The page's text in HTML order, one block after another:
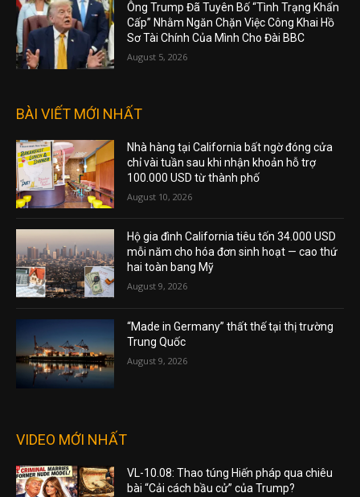
Ông Trump Đã Tuyên Bố “Tình Trạng Khẩn
Cấp” Nhằm Ngăn Chặn Việc Công Khai Hồ
Sơ Tài Chính Của Mình Cho Đài BBC
August 5, 2026
BÀI VIẾT MỚI NHẤT
Nhà hàng tại California bất ngờ đóng cửa
chỉ vài tuần sau khi nhận khoản hỗ trợ
100.000 USD từ thành phố
August 10, 2026
Hộ gia đình California tiêu tốn 34.000 USD
mỗi năm cho hóa đơn sinh hoạt — cao thứ
hai toàn bang Mỹ
August 9, 2026
“Made in Germany” thất thế tại thị trường
Trung Quốc
August 9, 2026
VIDEO MỚI NHẤT
VL-10.08: Thao túng Hiến pháp qua chiêu
bài “Cải cách bầu cử” của Trump?